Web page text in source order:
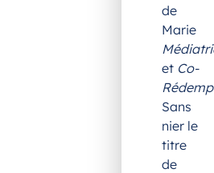
de
Marie
et Co-
Sans
nier le
titre
de